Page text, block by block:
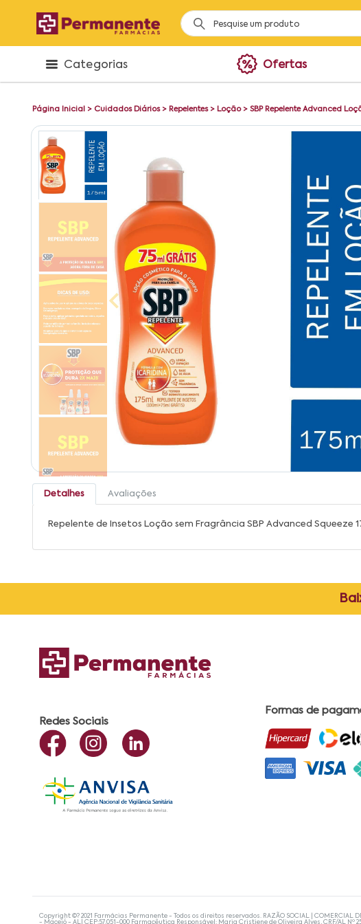
Categorias Ofertas
Página Inicial > Cuidados Diários> Repelentes> Loção> SBP Repelente Advanced
Detalhes Avaliações
Repelente de Insetos Loção sem Fragrância SBP Advanced Squeeze
Redes Sociais
Formas de
Copyright ©? 2021 Farmácias Permanente - Todos os direitos reservados. RAZÃO SOCIAL | COMERCIAL
- Maceió - AL| CEP:57.051-000 Farmacêutica Responsável: Maria Cristiene de Oliveira Alves, CRF/AL